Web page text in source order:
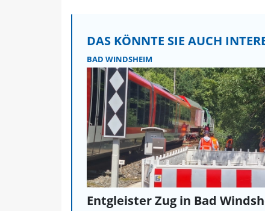
DAS KÖNNTE SIE AUCH
BAD WINDSHEIM
Entgleister Zug in Bad